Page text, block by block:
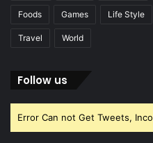
Foods Games Life Style
Travel World
Follow us
Error Can not Get Tweets,